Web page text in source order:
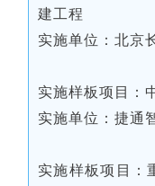
建工程
实施单位：北京
实施样板项目：
实施单位：捷通
实施样板项目：